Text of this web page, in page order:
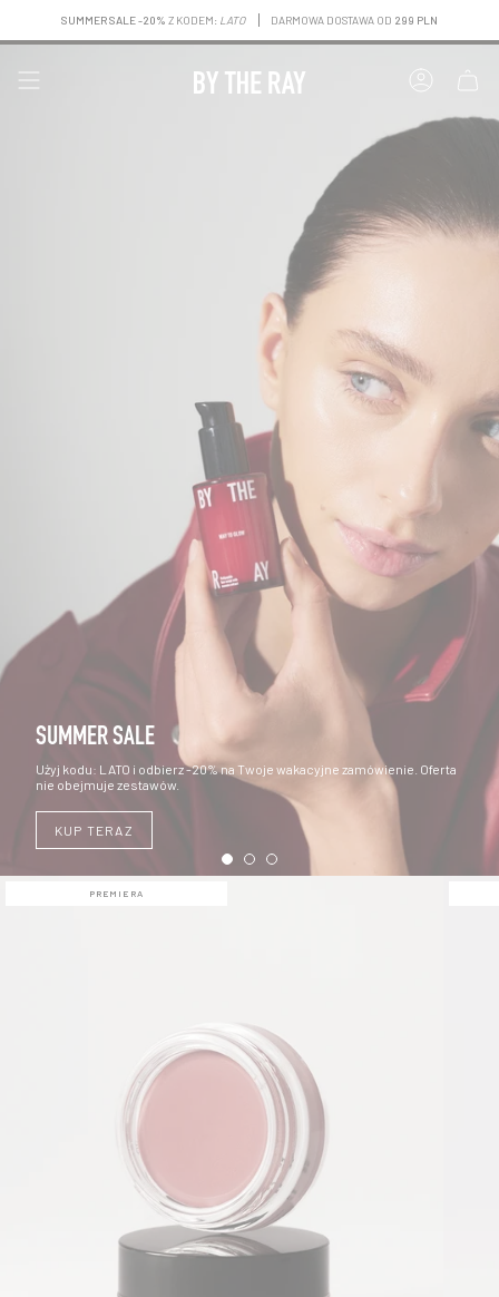
treści
SUMMER SALE -20% Z KODEM: LATO DARMOWA DOSTAWA OD 299 PLN
SUMMER SALE
Użyj kodu: LATO i odbierz -20% na Twoje wakacyjne zamówienie. Oferta
nie obejmuje zestawów.
KUP TERAZ
PREMIERA